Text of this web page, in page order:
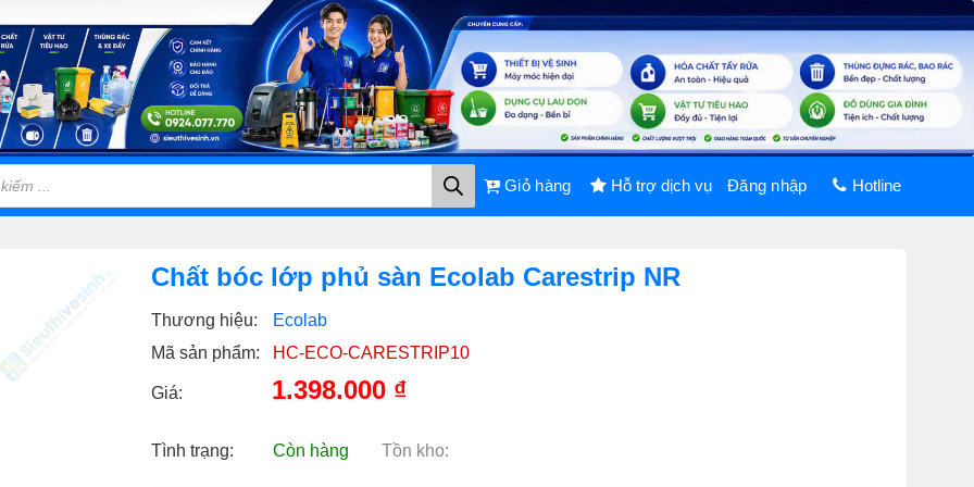
Giỏ hàng Hỗ trợ dịch vụ Đăng nhập Hotline
Chất bóc lớp phủ sàn Ecolab Carestrip NR
Thương hiệu:
Ecolab
Mã sản phẩm:
HC-ECO-CARESTRIP10
Giá: 1.398.000 ₫
Tình trạng: Còn hàng Tồn kho: